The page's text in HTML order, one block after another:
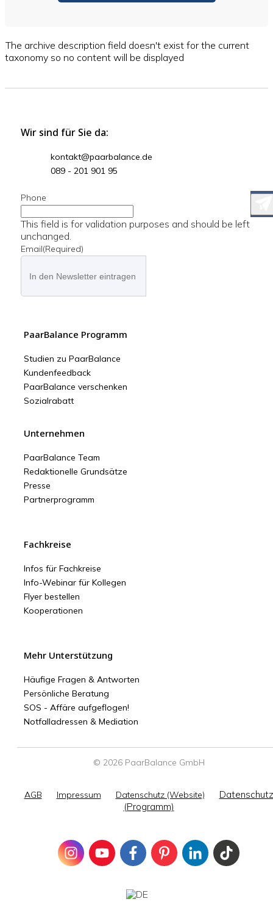
The archive description field doesn't exist for the current
taxonomy so no content will be displayed
Wir sind für Sie da:
kontakt@paarbalance.de
089 - 201 901 95
Phone
This field is for validation purposes and should be left
unchanged.
Email(Required)
PaarBalance Programm
Studien zu PaarBalance
Kundenfeedback
PaarBalance verschenken
Sozialrabatt
Unternehmen
PaarBalance Team
Redaktionelle Grundsätze
Presse
Partnerprogramm
Fachkreise
Infos für Fachkreise
Info-Webinar für Kollegen
Flyer bestellen
Kooperationen
Mehr Unterstützung
Häufige Fragen & Antworten
Persönliche Beratung
SOS - Affäre aufgeflogen!
Notfalladressen & Mediation
© 2026 PaarBalance GmbH
AGB Impressum Datenschutz (Website)
Datenschutz
(Programm)